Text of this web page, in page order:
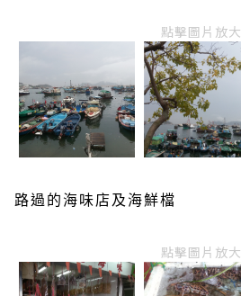
點擊圖片放大
路過的海味店及海鮮檔
點擊圖片放大